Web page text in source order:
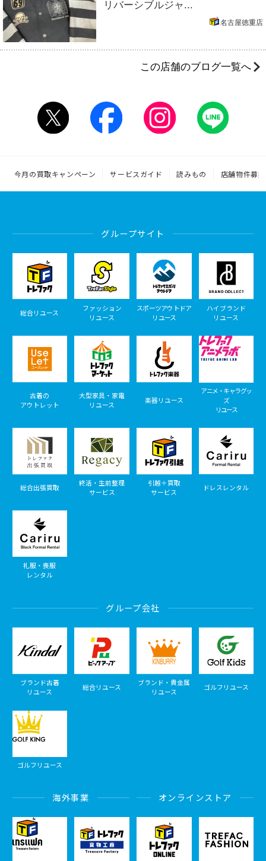
リバーシブルジャ...
名古屋徳重店
この店舗のブログ一覧へ
今月の買取キャンペーン サービスガイド 読みもの 店舗物件募集
グループサイト
総合リユース
ファッション
リユース
スポーツアウトドア
リユース
ハイブランド
リユース
古着の
アウトレット
大型家具・家電
リユース
楽器リユース
アニメ・キャラグッ
ズ
リユース
総合出張買取
終活・生前整理
サービス
引越＋買取
サービス
ドレスレンタル
礼服・喪服
レンタル
グループ会社
ブランド古着
リユース
総合リユース
ブランド・貴金属
リユース
ゴルフリユース
ゴルフリユース
海外事業 オンラインストア